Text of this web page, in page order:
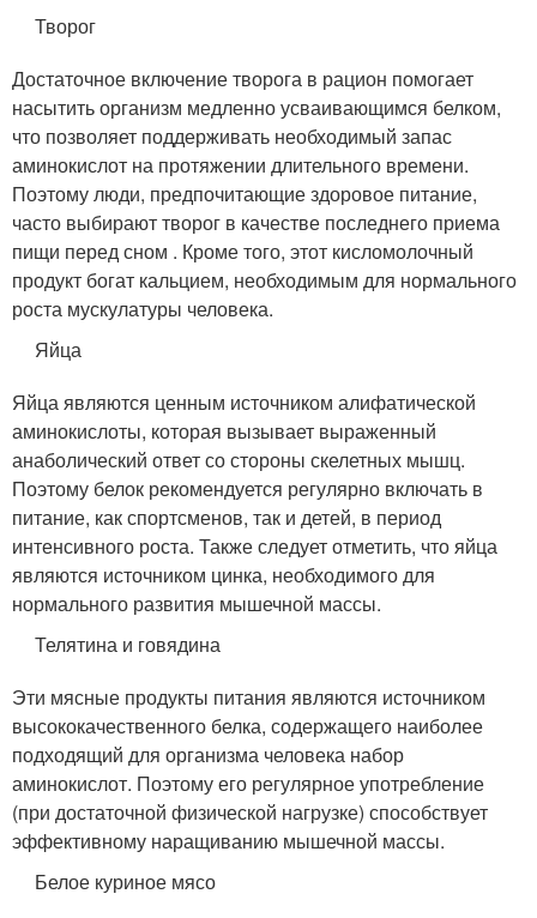
Творог
Достаточное включение творога в рацион помогает
насытить организм медленно усваивающимся белком,
что позволяет поддерживать необходимый запас
аминокислот на протяжении длительного времени.
Поэтому люди, предпочитающие здоровое питание,
часто выбирают творог в качестве последнего приема
пищи перед сном . Кроме того, этот кисломолочный
продукт богат кальцием, необходимым для нормального
роста мускулатуры человека.
Яйца
Яйца являются ценным источником алифатической
аминокислоты, которая вызывает выраженный
анаболический ответ со стороны скелетных мышц.
Поэтому белок рекомендуется регулярно включать в
питание, как спортсменов, так и детей, в период
интенсивного роста. Также следует отметить, что яйца
являются источником цинка, необходимого для
нормального развития мышечной массы.
Телятина и говядина
Эти мясные продукты питания являются источником
высококачественного белка, содержащего наиболее
подходящий для организма человека набор
аминокислот. Поэтому его регулярное употребление
(при достаточной физической нагрузке) способствует
эффективному наращиванию мышечной массы.
Белое куриное мясо